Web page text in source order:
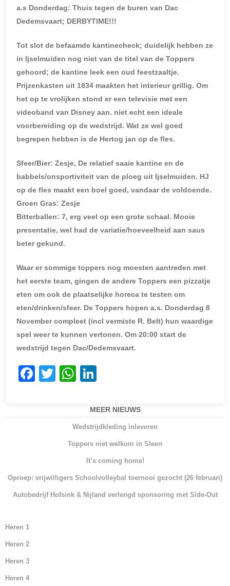
a.s Donderdag: Thuis tegen de buren van Dac
Dedemsvaart; DERBYTIME!!!
Tot slot de befaamde kantinecheck; duidelijk hebben ze
in Ijselmuiden nog niet van de titel van de Toppers
gehoord; de kantine leek een oud feestzaaltje.
Prijzenkasten uit 1834 maakten het interieur grillig. Om
het op te vrolijken stond er een televisie met een
videoband van Disney aan. niet echt een ideale
voorbereiding op de wedstrijd. Wat ze wel goed
begrepen hebben is de Hertog jan op de fles.
Sfeer/Bier: Zesje, De relatief saaie kantine en de
babbels/onsportiviteit van de ploeg uit Ijselmuiden. HJ
op de fles maakt een boel goed, vandaar de voldoende.
Groen Gras: Zesje
Bitterballen: 7, erg veel op een grote schaal. Mooie
presentatie, wel had de variatie/hoeveelheid aan saus
beter gekund.
Waar er sommige toppers nog moesten aantreden met
het eerste team, gingen de andere Toppers een pizzatje
eten om ook de plaatselijke horeca te testen om
eten/drinken/sfeer. De Toppers hopen a.s. Donderdag 8
November compleet (incl vermiste R. Belt) hun waardige
spel weer te kunnen vertonen. Om 20:00 start de
wedstrijd tegen Dac/Dedemsvaart.
F
o
k
T
W
at
s
A
p
k
e
dI
n
MEER NIEUWS
Wedstrijdkleding inleveren
Toppers niet welkom in Sleen
It’s coming home!
Oproep: vrijwilligers Schoolvolleybal toernooi gezocht (26 februari)
Autobedrijf Hofsink & Nijland verlengd sponsoring met Side-Out
Heren 1
Heren 2
Heren 3
Heren 4